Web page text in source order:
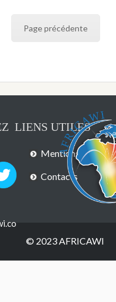
Page précédente
LIENS UTILES
Mentions légales
Contacts
© 2023 AFRICAWI